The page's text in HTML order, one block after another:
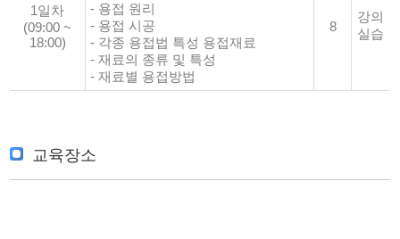
1일차
(09:00 ~
18:00)
- 용접 원리
- 용접 시공
- 각종 용접법 특성 용접재료
- 재료의 종류 및 특성
- 재료별 용접방법
8
강의
실습
교육장소